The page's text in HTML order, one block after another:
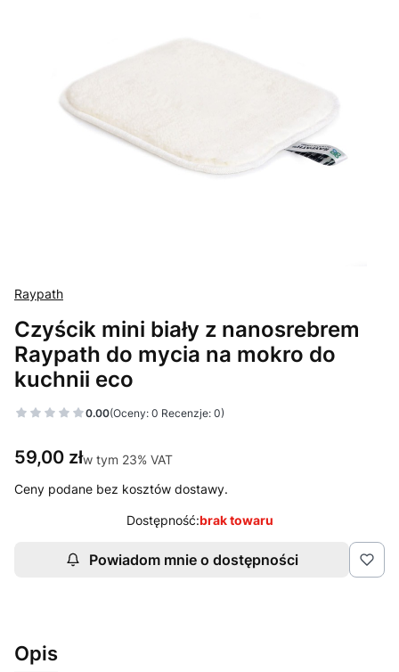
Raypath
Czyścik mini biały z nanosrebrem
Raypath do mycia na mokro do
kuchnii eco
0.00(Oceny: 0 Recenzje: 0)
Cena
59,00 złw tym 23% VAT
w tym 23% VAT
Ceny podane bez kosztów dostawy.
Dostępność:brak towaru
Powiadom mnie o dostępności
Opis